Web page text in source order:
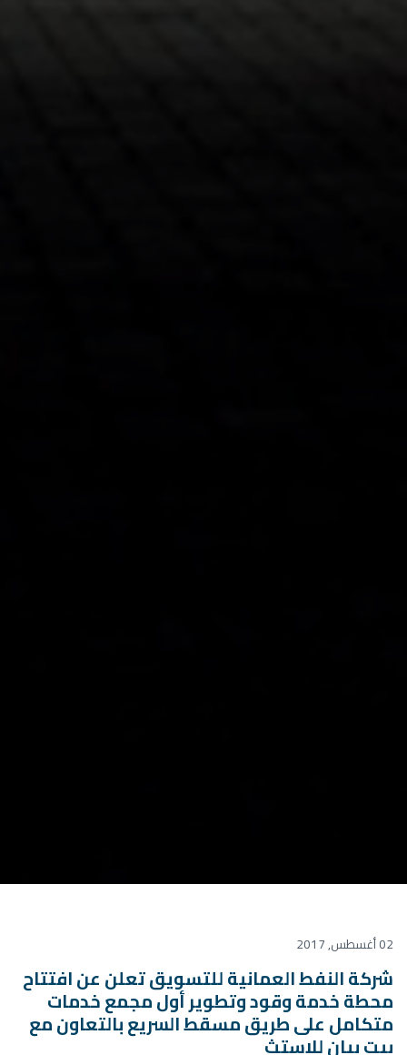
02 أغسطس, 2017
شركة النفط العمانية للتسويق تعلن عن افتتاح
محطة خدمة وقود وتطوير أول مجمع خدمات
متكامل على طريق مسقط السريع بالتعاون مع
بيت بيان للإستث